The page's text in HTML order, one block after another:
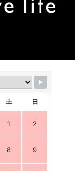
土 日
1 2
8 9